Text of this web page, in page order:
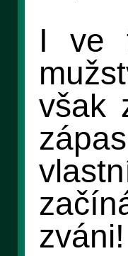
I ve
však
zváni!